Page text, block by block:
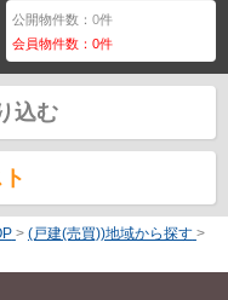
公開物件数：0件
会員物件数：0件
込む
> (戸建(売買))地域から探す >